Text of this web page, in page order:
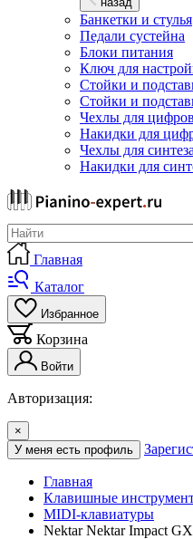
Банкетки и стулья
Педали сустейна
Блоки питания
Ключ для
Стойки и
Стойки и
Чехлы для
Накидки для
Чехлы для
Накидки для
Главная
Каталог
Избранное
Корзина
Войти
Авторизация:
×
У меня есть профиль
Главная
Клавишные
MIDI-клавиатуры
Nektar Nektar Impact